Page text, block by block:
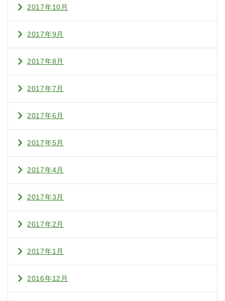
2017年10月
2017年9月
2017年8月
2017年7月
2017年6月
2017年5月
2017年4月
2017年3月
2017年2月
2017年1月
2016年12月